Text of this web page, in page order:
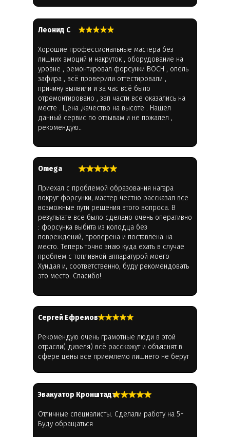
Леонид С
Хорошие профессиональные мастера без
лишних эмоций и накруток , оборудование на
уровне , ремонтировал форсунки BOCH , опель
зафира , всё проверили оттестировали ,
причину выявили и за час всё было
отремонтировано , зап части все оказались на
месте . Цена ,качество на высоте . Нашел
данный сервис по отзывам и не пожалел ,
рекомендую..
Omega
Приехал с проблемой образования нагара
вокруг форсунки, мастер честно рассказал все
возможные пути решения этого вопроса. В
результате все было сделано очень оперативно
: форсунка выбита из колодца без
повреждений, проверена и поставлена на
место. Теперь точно знаю куда ехать в случае
проблем с топливной аппаратурой моего
Хундая и, соответственно, буду рекомендовать
это место. Спасибо!
Cергей Ефремов
Рекомендую очень грамотные люди в этой
отрасли( дизеля) всё расскажут и объяснят в
сфере цены все приемлемо лишнего не берут
Эвакуатор Кронштадт
Отличные специалисты. Сделали работу на 5+
Буду обращаться